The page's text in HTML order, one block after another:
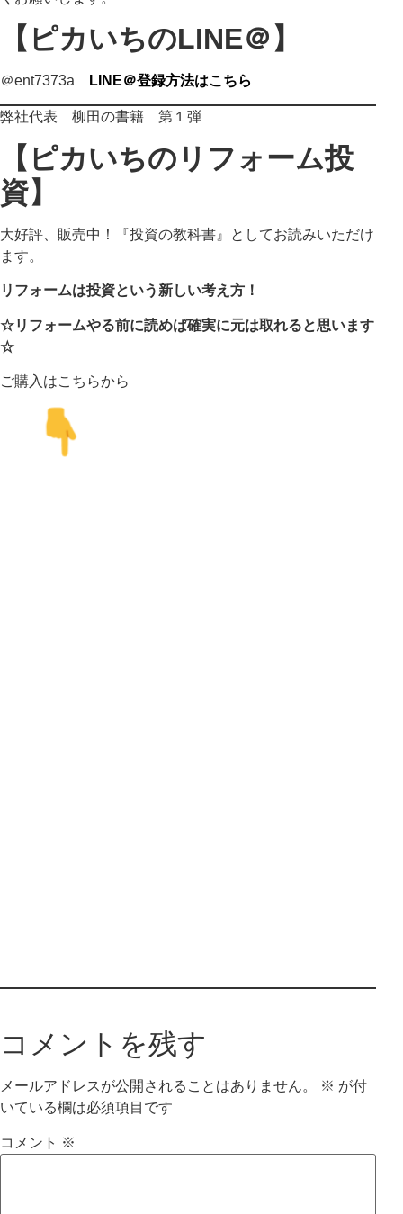
【ピカいちのLINE＠】
＠ent7373a LINE＠登録方法はこちら
弊社代表 柳田の書籍 第１弾
【ピカいちのリフォーム投
資】
大好評、販売中！『投資の教科書』としてお読みいただけ
ます。
リフォームは投資という新しい考え方！
☆リフォームやる前に読めば確実に元は取れると思います
☆
ご購入はこちらから
コメントを残す
メールアドレスが公開されることはありません。 ※ が付
いている欄は必須項目です
コメント ※